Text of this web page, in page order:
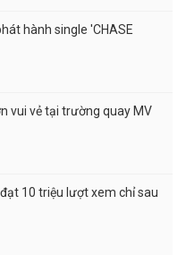
hành single 'CHASE
vui vẻ tại trường quay MV
10 triệu lượt xem chỉ sau